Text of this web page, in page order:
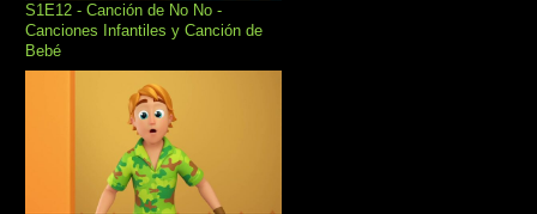
S1E12 - Canción de No No -
Canciones Infantiles y Canción de
Bebé